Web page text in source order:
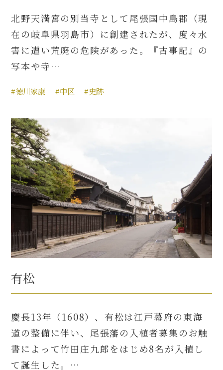
北野天満宮の別当寺として尾張国中島郡（現
在の岐阜県羽島市）に創建されたが、度々水
害に遭い荒廃の危険があった。『古事記』の
写本や寺…
#徳川家康 #中区 #史跡
有松
慶長13年（1608）、有松は江戸幕府の東海
道の整備に伴い、尾張藩の入植者募集のお触
書によって竹田庄九郎をはじめ8名が入植し
て誕生した。…